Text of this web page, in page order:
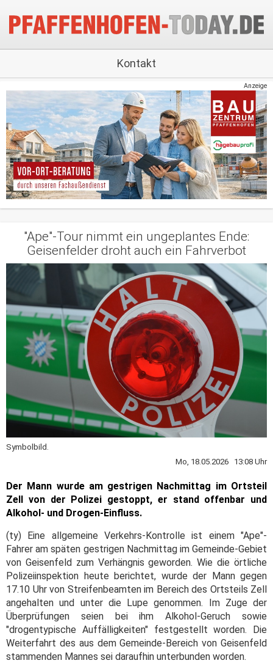
Kontakt
Anzeige
"Ape"-Tour nimmt ein ungeplantes Ende:
Geisenfelder droht auch ein Fahrverbot
Symbolbild.
Mo, 18.05.2026 13:08 Uhr
Der Mann wurde am gestrigen Nachmittag im Ortsteil
Zell von der Polizei gestoppt, er stand offenbar und
Alkohol- und Drogen-Einfluss.
(ty) Eine allgemeine Verkehrs-Kontrolle ist einem "Ape"-
Fahrer am späten gestrigen Nachmittag im Gemeinde-Gebiet
von Geisenfeld zum Verhängnis geworden. Wie die örtliche
Polizeiinspektion heute berichtet, wurde der Mann gegen
17.10 Uhr von Streifenbeamten im Bereich des Ortsteils Zell
angehalten und unter die Lupe genommen. Im Zuge der
Überprüfungen seien bei ihm Alkohol-Geruch sowie
"drogentypische Auffälligkeiten" festgestellt worden. Die
Weiterfahrt des aus dem Gemeinde-Bereich von Geisenfeld
stammenden Mannes sei daraufhin unterbunden worden.